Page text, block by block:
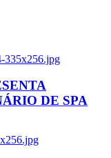
335x256.jpg
DE SPA